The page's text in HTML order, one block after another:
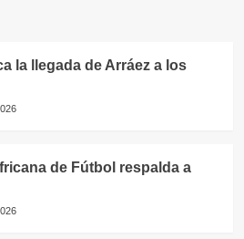
la llegada de Arráez a los
de Fútbol respalda a